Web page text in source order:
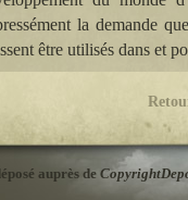
la demande
être utilisés dans et
auprès de